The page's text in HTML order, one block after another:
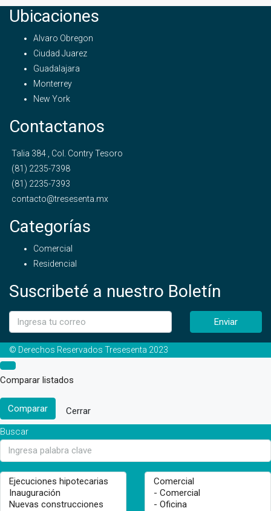
Ubicaciones
Alvaro Obregon
Ciudad Juarez
Guadalajara
Monterrey
New York
Contactanos
Talia 384 , Col. Contry Tesoro
(81) 2235-7398
(81) 2235-7393
contacto@tresesenta.mx
Categorías
Comercial
Residencial
Suscribeté a nuestro Boletín
Enviar
© Derechos Reservados Tresesenta 2023
Comparar listados
Comparar
Cerrar
Buscar